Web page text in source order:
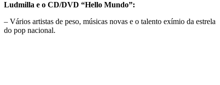
Ludmilla e o CD/DVD “Hello Mundo”:
– Vários artistas de peso, músicas novas e o talento exímio da estrela
do pop nacional.